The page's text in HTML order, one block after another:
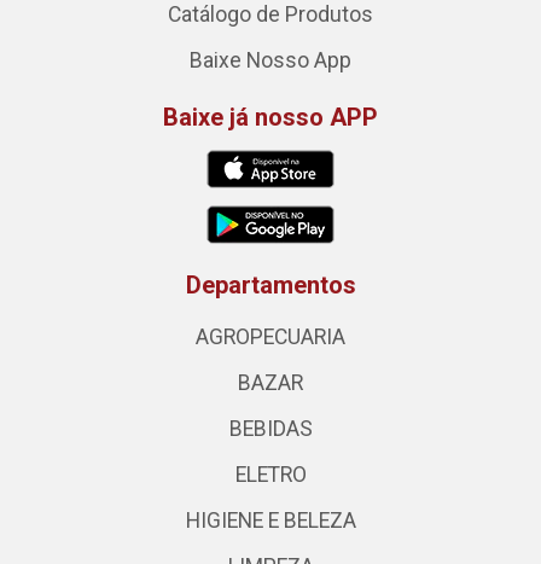
Catálogo de Produtos
Baixe Nosso App
Baixe já nosso APP
Departamentos
AGROPECUARIA
BAZAR
BEBIDAS
ELETRO
HIGIENE E BELEZA